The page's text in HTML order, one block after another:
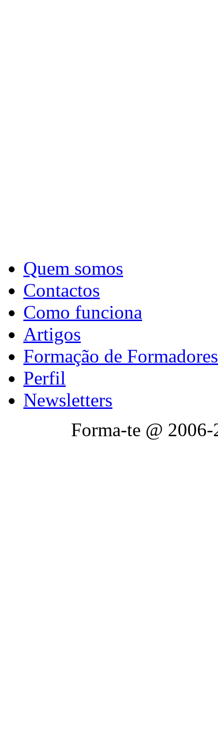
Quem somos
Contactos
Como funciona
Artigos
Formação de Formadores
Perfil
Newsletters
Forma-te @